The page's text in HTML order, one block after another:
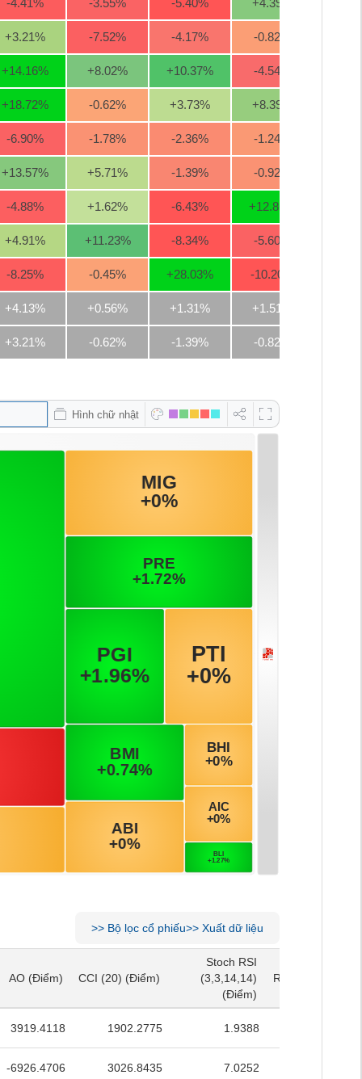
-4.41% -3.55% -5.40% +4.39
+3.21% -7.52% -4.17% -0.82
+14.16% +8.02% +10.37% -4.54
+18.72% -0.62% +3.73% +8.39
-6.90% -1.78% -2.36% -1.24
+13.57% +5.71% -1.39% -0.92
-4.88% +1.62% -6.43% +12.86
+4.91% +11.23% -8.34% -5.60
-8.25% -0.45% +28.03% -10.20
+4.13% +0.56% +1.31% +1.51%
+3.21% -0.62% -1.39% -0.82%
Hình chữ nhật
>> Bộ lọc cổ phiếu>> Xuất dữ liệu
AO (Điểm) CCI (20) (Điểm)
Stoch RSI
(3,3,14,14)
(Điểm)
RSI (14)
AO (Điểm) CCI (20) (Điểm)
Stoch RSI
(3,3,14,14)
(Điểm)
RSI (14)
3919.4118 1902.2775 1.9388
-6926.4706 3026.8435 7.0252